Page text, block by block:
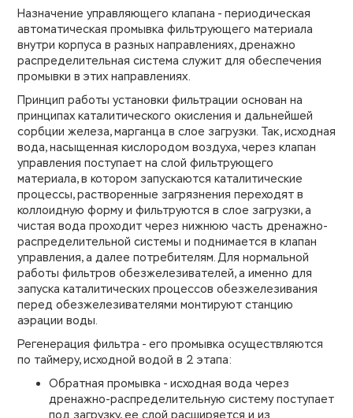
Назначение управляющего клапана - периодическая
автоматическая промывка фильтрующего материала
внутри корпуса в разных направлениях, дренажно
распределительная система служит для обеспечения
промывки в этих направлениях.
Принцип работы установки фильтрации основан на
принципах каталитического окисления и дальнейшей
сорбции железа, марганца в слое загрузки. Так, исходная
вода, насыщенная кислородом воздуха, через клапан
управления поступает на слой фильтрующего
материала, в котором запускаются каталитические
процессы, растворенные загрязнения переходят в
коллоидную форму и фильтруются в слое загрузки, а
чистая вода проходит через нижнюю часть дренажно-
распределительной системы и поднимается в клапан
управления, а далее потребителям. Для нормальной
работы фильтров обезжелезивателей, а именно для
запуска каталитических процессов обезжелезивания
перед обезжелезивателями монтируют станцию
аэрации воды.
Регенерация фильтра - его промывка осуществляются
по таймеру, исходной водой в 2 этапа:
Обратная промывка - исходная вода через
дренажно-распределительную систему поступает
под загрузку, ее слой расширяется и из